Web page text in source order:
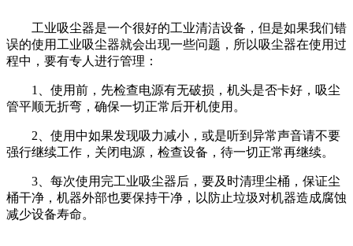
工业吸尘器是一个很好的工业清洁设备，但是如果我们错
误的使用工业吸尘器就会出现一些问题，所以吸尘器在使用过
程中，要有专人进行管理：
1、使用前，先检查电源有无破损，机头是否卡好，吸尘
管平顺无折弯，确保一切正常后开机使用。
2、使用中如果发现吸力减小，或是听到异常声音请不要
强行继续工作，关闭电源，检查设备，待一切正常再继续。
3、每次使用完工业吸尘器后，要及时清理尘桶，保证尘
桶干净，机器外部也要保持干净，以防止垃圾对机器造成腐蚀
减少设备寿命。